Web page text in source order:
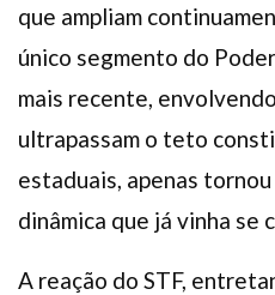
que ampliam
único segmento do
mais recente,
ultrapassam o teto
estaduais, apenas
dinâmica que já vinha se
A reação do STF,